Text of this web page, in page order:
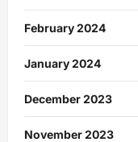
February 2024
January 2024
December 2023
November 2023